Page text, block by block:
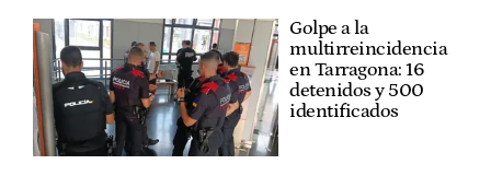
Golpe a la
multirreincidencia
en Tarragona: 16
detenidos y 500
identificados